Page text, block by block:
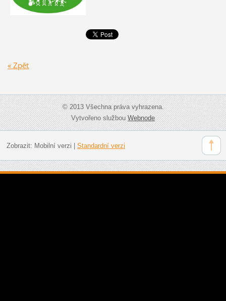
« Zpět
© 2013 Všechna práva vyhrazena.
Vytvořeno službouWebnode
Zobrazit: Mobilní verzi Standardní verzi